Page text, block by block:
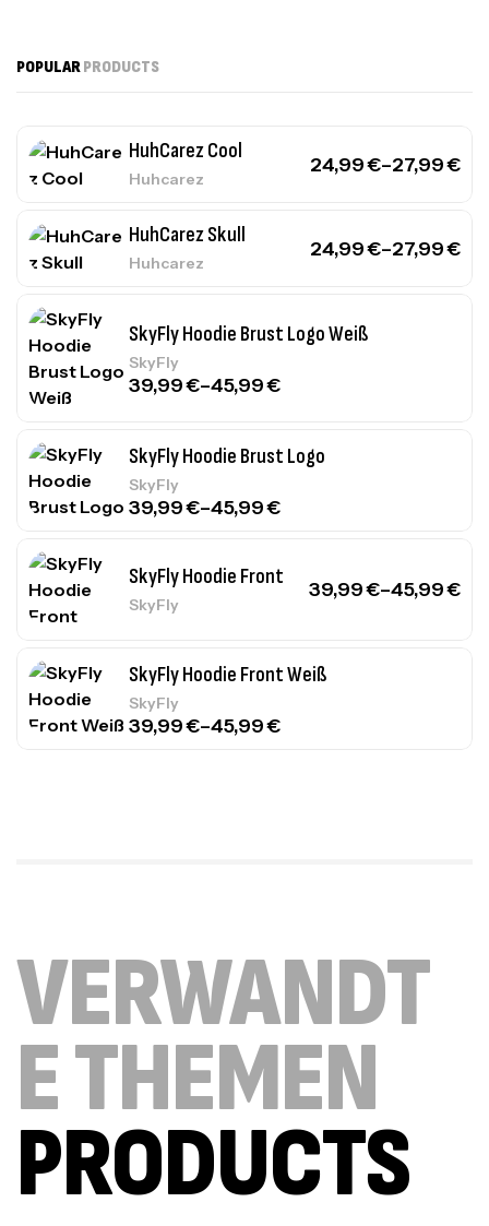
POPULARPRODUCTS
HuhCarez Cool
Huhcarez
24,99€–27,99€
HuhCarez Skull
Huhcarez
24,99€–27,99€
SkyFly Hoodie Brust Logo Weiß
SkyFly
39,99€–45,99€
SkyFly Hoodie Brust Logo
SkyFly
39,99€–45,99€
SkyFly Hoodie Front
SkyFly
39,99€–45,99€
SkyFly Hoodie Front Weiß
SkyFly
39,99€–45,99€
VERWANDT
E THEMEN
PRODUCTS